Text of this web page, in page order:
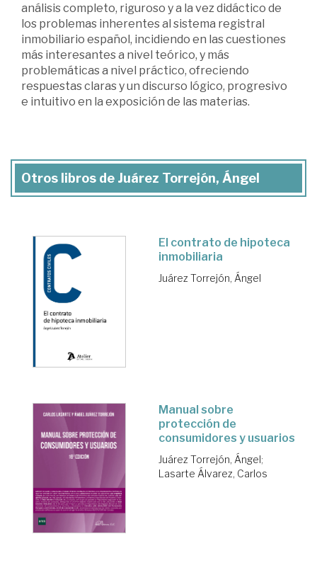
análisis completo, riguroso y a la vez didáctico de
los problemas inherentes al sistema registral
inmobiliario español, incidiendo en las cuestiones
más interesantes a nivel teórico, y más
problemáticas a nivel práctico, ofreciendo
respuestas claras y un discurso lógico, progresivo
e intuitivo en la exposición de las materias.
Otros libros de Juárez Torrejón, Ángel
El contrato de hipoteca
inmobiliaria
Juárez Torrejón, Ángel
Manual sobre
protección de
consumidores y usuarios
Juárez Torrejón, Ángel;
Lasarte Álvarez, Carlos